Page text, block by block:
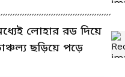
লোহার রড দিয়ে
ছড়িয়ে পড়ে